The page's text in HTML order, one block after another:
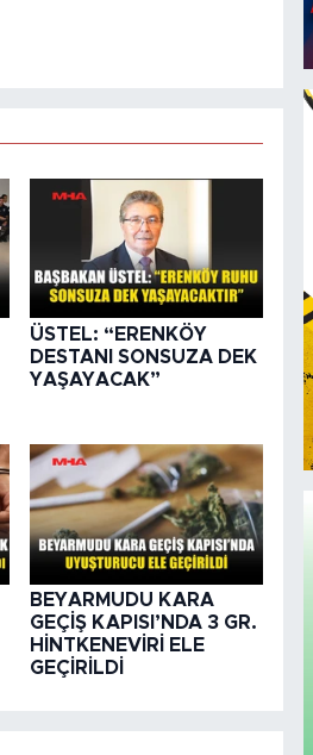
ÜSTEL: “ERENKÖY
DESTANI SONSUZA DEK
YAŞAYACAK”
BEYARMUDU KARA
GEÇİŞ KAPISI’NDA 3 GR.
HİNTKENEVİRİ ELE
GEÇİRİLDİ